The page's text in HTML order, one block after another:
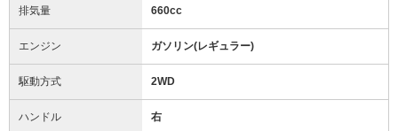
排気量 660cc
エンジン ガソリン(レギュラー)
駆動方式 2WD
ハンドル 右